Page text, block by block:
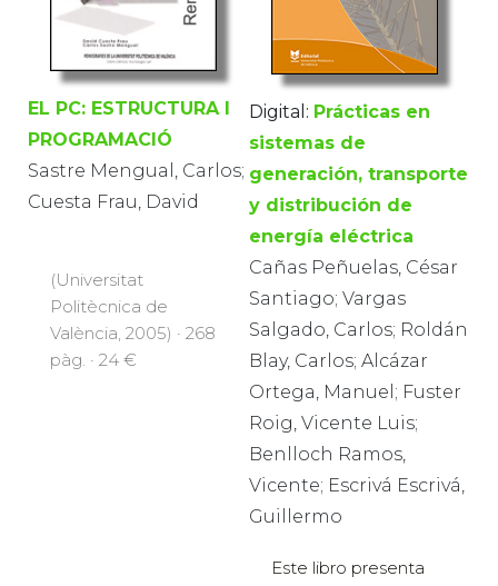
EL PC: ESTRUCTURA I
PROGRAMACIÓ
Sastre Mengual, Carlos;
Cuesta Frau, David
(Universitat
Politècnica de
València, 2005) · 268
pàg. · 24 €
Digital: Prácticas en
sistemas de
generación, transporte
y distribución de
energía eléctrica
Cañas Peñuelas, César
Santiago; Vargas
Salgado, Carlos; Roldán
Blay, Carlos; Alcázar
Ortega, Manuel; Fuster
Roig, Vicente Luis;
Benlloch Ramos,
Vicente; Escrivá Escrivá,
Guillermo
Este libro presenta